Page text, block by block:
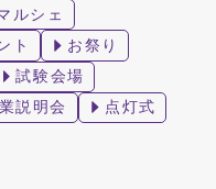
ルシェ
ト
お祭り
試験会場
説明会
点灯式